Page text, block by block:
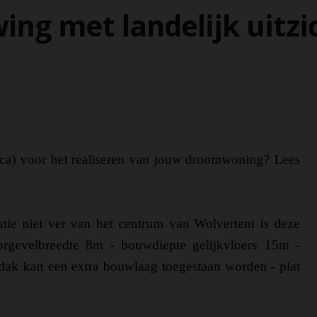
met landelijk
voor het realiseren van jouw droomwoning? Lees
niet ver van het centrum van Wolvertem is deze
8m - bouwdiepte gelijkvloers 15m -
kan een extra bouwlaag toegestaan worden - plat